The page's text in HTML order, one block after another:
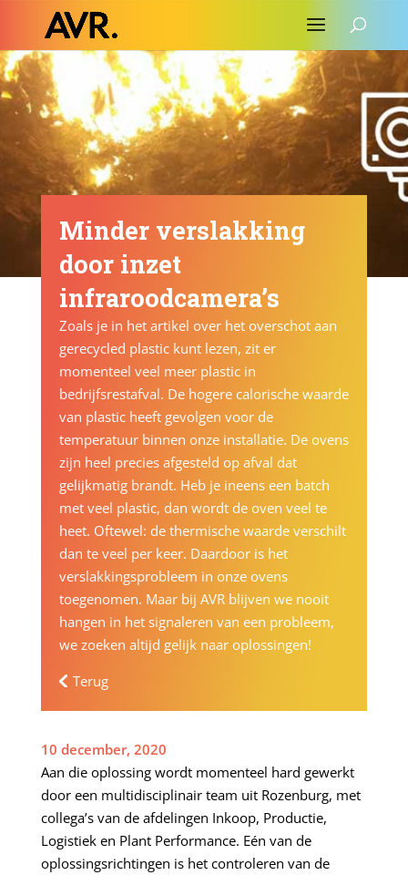
Minder verslakking
door inzet
infraroodcamera’s
Zoals je in het artikel over het overschot aan
gerecycled plastic kunt lezen, zit er
momenteel veel meer plastic in
bedrijfsrestafval. De hogere calorische waarde
van plastic heeft gevolgen voor de
temperatuur binnen onze installatie. De ovens
zijn heel precies afgesteld op afval dat
gelijkmatig brandt. Heb je ineens een batch
met veel plastic, dan wordt de oven veel te
heet. Oftewel: de thermische waarde verschilt
dan te veel per keer. Daardoor is het
verslakkingsprobleem in onze ovens
toegenomen. Maar bij AVR blijven we nooit
hangen in het signaleren van een probleem,
we zoeken altijd gelijk naar oplossingen!
Terug
10 december, 2020
Aan die oplossing wordt momenteel hard gewerkt
door een multidisciplinair team uit Rozenburg, met
collega’s van de afdelingen Inkoop, Productie,
Logistiek en Plant Performance. Eén van de
oplossingsrichtingen is het controleren van de